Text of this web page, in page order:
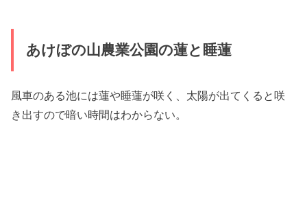
あけぼの山農業公園の蓮と睡蓮
風車のある池には蓮や睡蓮が咲く、太陽が出てくると咲
き出すので暗い時間はわからない。